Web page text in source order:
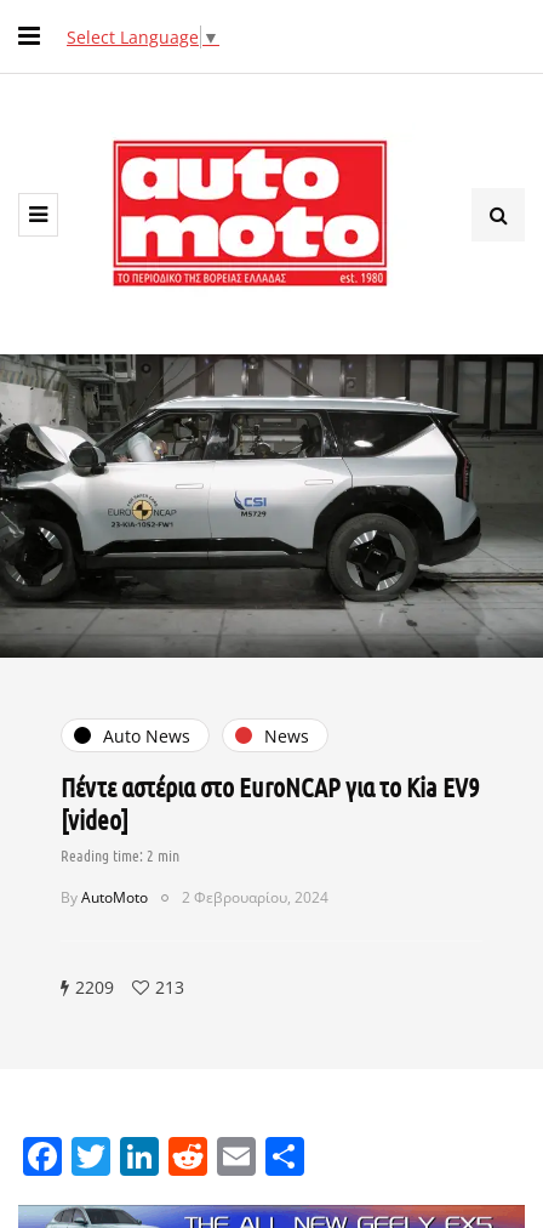
Select Language ▼
Auto News News
Πέντε αστέρια στο EuroNCAP για το Kia EV9
[video]
ByAutoMoto 2 Φεβρουαρίου, 2024
2209 213
Facebook
Twitter
LinkedIn
Reddit
Email